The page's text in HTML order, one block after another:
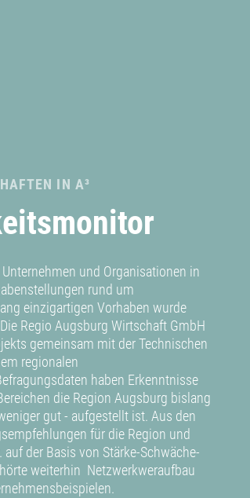
IN A³
und Organisationen in
rund um
einzigartigen Vorhaben wurde
Regio Augsburg Wirtschaft GmbH
gemeinsam mit der Technischen
regionalen
haben Erkenntnisse
die Region Augsburg bislang
gut - aufgestellt ist. Aus den
für die Region und
der Basis von Stärke-Schwäche-
weiterhin Netzwerkweraufbau